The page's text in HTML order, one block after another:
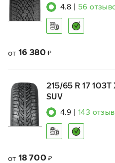
4.8 56
от 16 380 ₽
215/65 R 17
SUV
4.9 143
от 18 700 ₽